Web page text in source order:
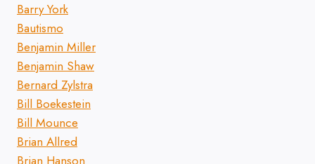
Barry York
Bautismo
Benjamin Miller
Benjamin Shaw
Bernard Zylstra
Bill Boekestein
Bill Mounce
Brian Allred